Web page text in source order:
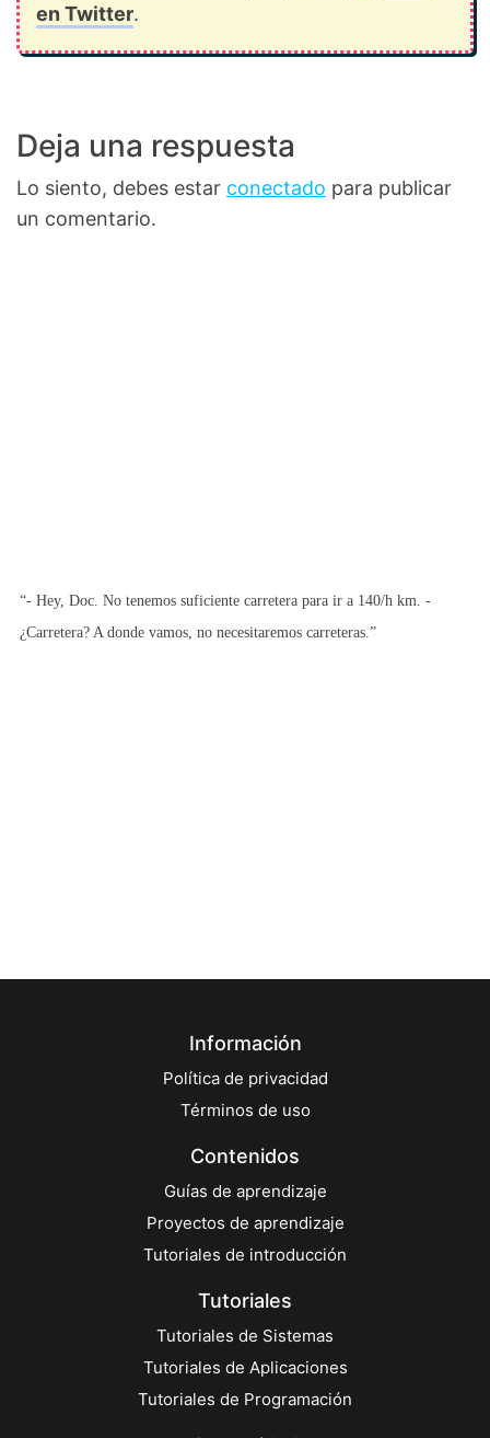
en Twitter.
Deja una respuesta
Lo siento, debes estar conectado para publicar
un comentario.
“- Hey, Doc. No tenemos suficiente carretera para ir a 140/h km. -
¿Carretera? A donde vamos, no necesitaremos carreteras.”
Información
Política de privacidad
Términos de uso
Contenidos
Guías de aprendizaje
Proyectos de aprendizaje
Tutoriales de introducción
Tutoriales
Tutoriales de Sistemas
Tutoriales de Aplicaciones
Tutoriales de Programación